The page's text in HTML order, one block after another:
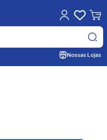
Nossas Lojas